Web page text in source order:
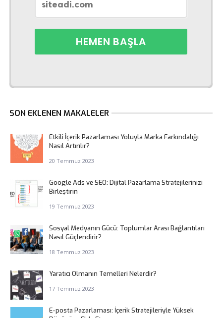
SON EKLENEN MAKALELER
Etkili İçerik Pazarlaması Yoluyla Marka Farkındalığı
Nasıl Artırılır?
20 Temmuz 2023
Google Ads ve SEO: Dijital Pazarlama Stratejilerinizi
Birleştirin
19 Temmuz 2023
Sosyal Medyanın Gücü: Toplumlar Arası Bağlantıları
Nasıl Güçlendirir?
18 Temmuz 2023
Yaratıcı Olmanın Temelleri Nelerdir?
17 Temmuz 2023
E-posta Pazarlaması: İçerik Stratejileriyle Yüksek